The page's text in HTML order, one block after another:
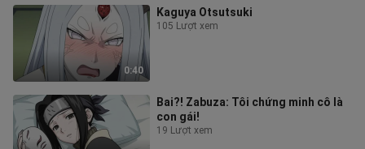
0:40
Kaguya Otsutsuki
105 Lượt xem
Bai?! Zabuza: Tôi chứng minh cô là
con gái!
19 Lượt xem